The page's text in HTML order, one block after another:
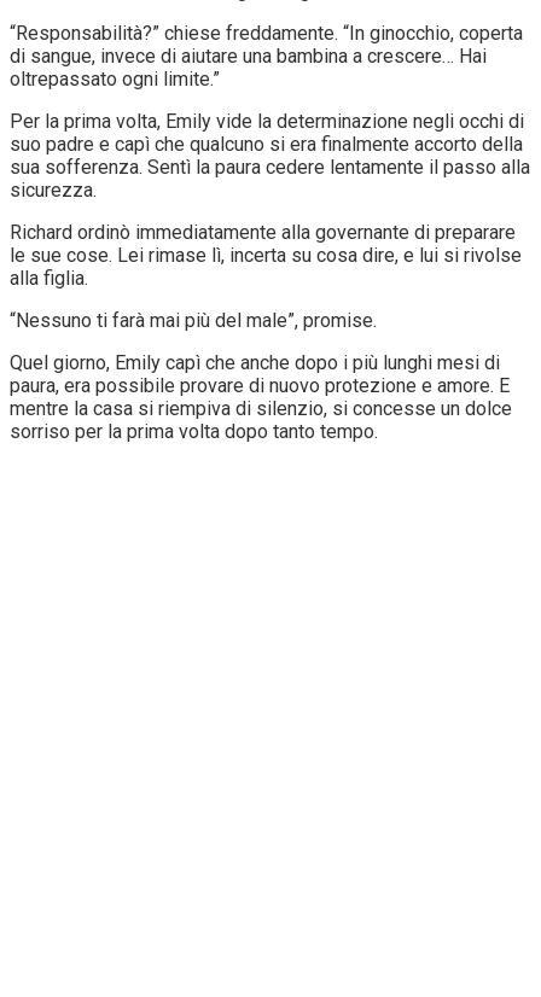
“Responsabilità?” chiese freddamente. “In ginocchio, coperta
di sangue, invece di aiutare una bambina a crescere… Hai
oltrepassato ogni limite.”
Per la prima volta, Emily vide la determinazione negli occhi di
suo padre e capì che qualcuno si era finalmente accorto della
sua sofferenza. Sentì la paura cedere lentamente il passo alla
sicurezza.
Richard ordinò immediatamente alla governante di preparare
le sue cose. Lei rimase lì, incerta su cosa dire, e lui si rivolse
alla figlia.
“Nessuno ti farà mai più del male”, promise.
Quel giorno, Emily capì che anche dopo i più lunghi mesi di
paura, era possibile provare di nuovo protezione e amore. E
mentre la casa si riempiva di silenzio, si concesse un dolce
sorriso per la prima volta dopo tanto tempo.